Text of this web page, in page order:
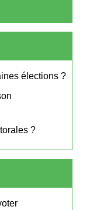
élections ?
?